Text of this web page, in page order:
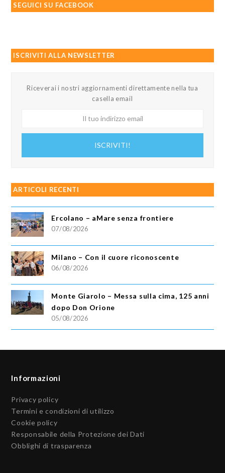
SEGUICI SU FACEBOOK
ISCRIVITI ALLA NEWSLETTER
Riceverai i nostri aggiornamenti direttamente nella tua
casella email
ISCRIVITI!
ARTICOLI RECENTI
Ercolano – aMare senza frontiere
07/08/2026
Milano – Con il cuore riconoscente
06/08/2026
Monte Giarolo – Messa sulla cima, 125 anni
dopo Don Orione
05/08/2026
Informazioni
Privacy policy
Termini e condizioni di utilizzo
Cookie policy
Responsabile della Protezione dei Dati
Obblighi di trasparenza